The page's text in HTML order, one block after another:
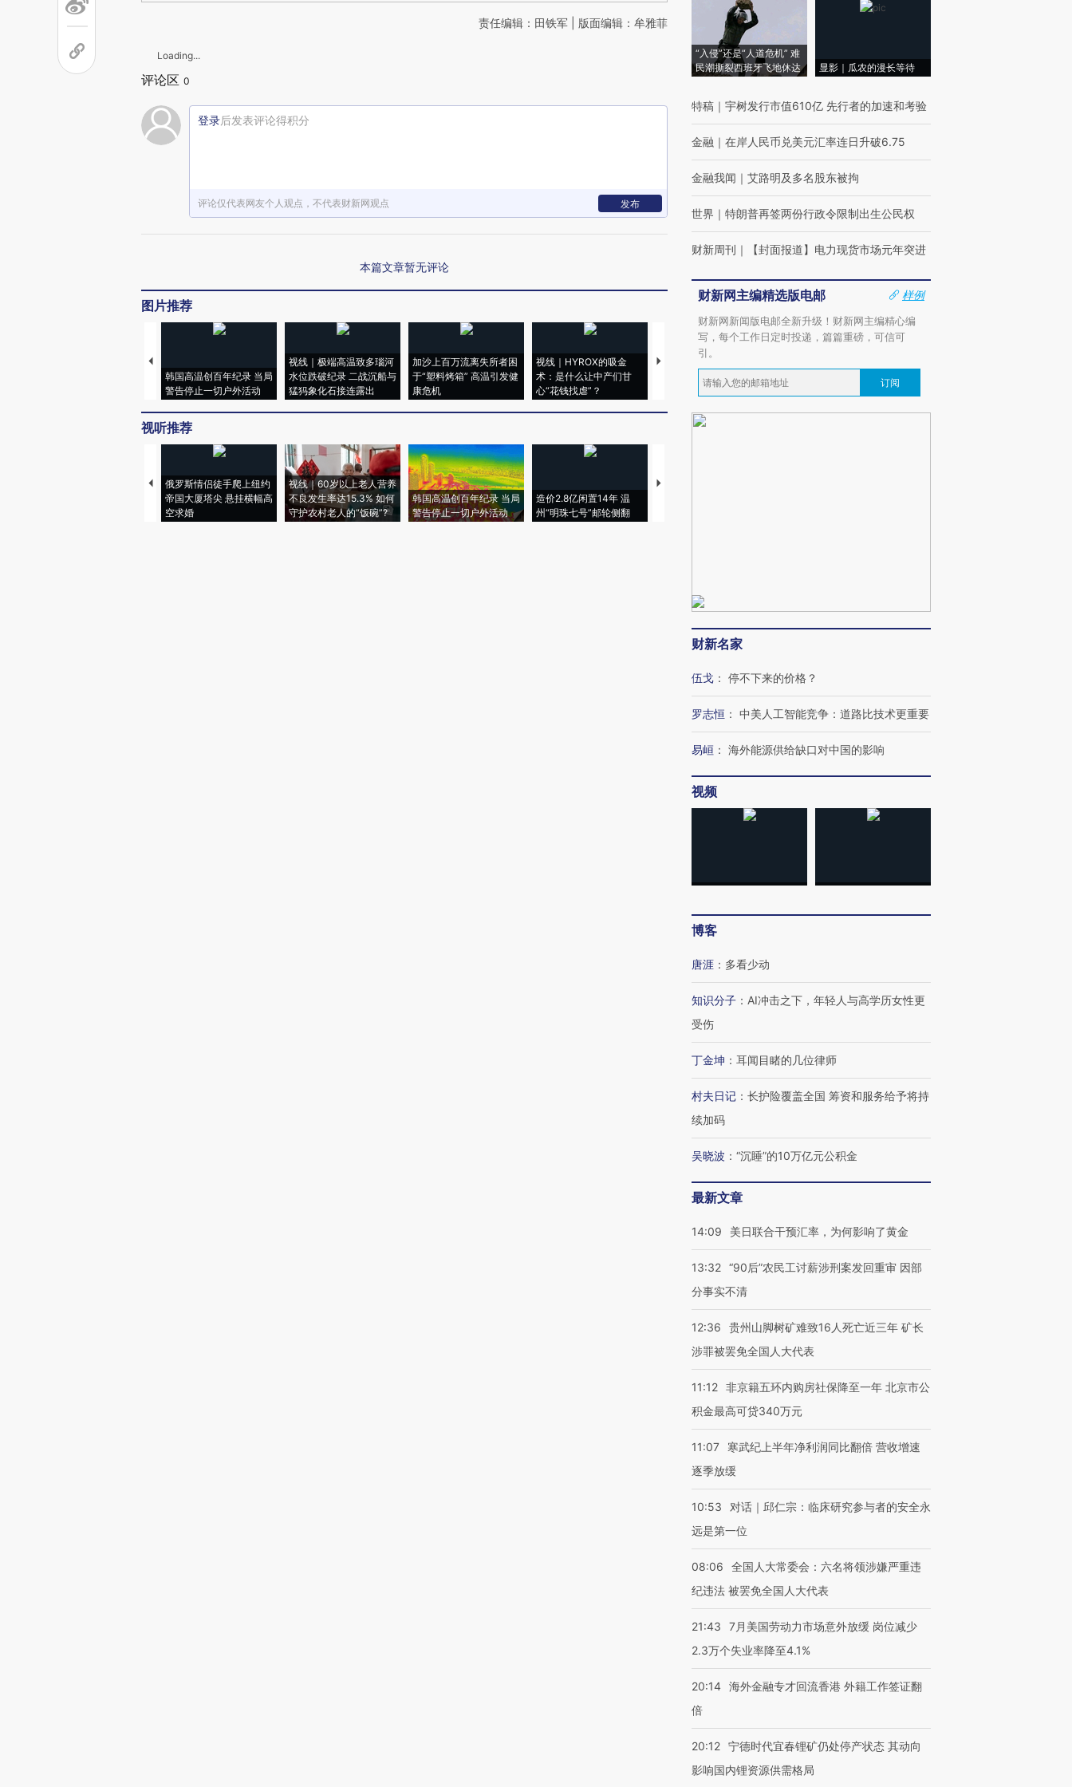
责任编辑：田铁军 | 版面编辑：牟雅菲
Loading...
评论区 0
登录后发表评论得积分
评论仅代表网友个人观点，不代表财新网观点 发布
本篇文章暂无评论
图片推荐
韩国高温创百年纪录 当局
警告停止一切户外活动
视线｜极端高温致多瑙河
水位跌破纪录 二战沉船与
猛犸象化石接连露出
加沙上百万流离失所者困
于“塑料烤箱” 高温引发健
康危机
视线｜HYROX的吸金
术：是什么让中产们甘
心“花钱找虐”？
马航飞行员跨国走私7万
粒摇头丸 尿检体内含3种
度Z世代 用街头抗争将教
育部长拱下台
视听推荐
俄罗斯情侣徒手爬上纽约
帝国大厦塔尖 悬挂横幅高
空求婚
视线｜60岁以上老人营养
不良发生率达15.3% 如何
守护农村老人的“饭碗”?
韩国高温创百年纪录 当局
警告停止一切户外活动
造价2.8亿闲置14年 温
州“明珠七号”邮轮侧翻
特朗普出席葬礼疑似打瞌
“入侵”还是“人道危机” 难
民潮撕裂西班牙飞地休达
显影｜瓜农的漫长等待
特稿 ｜ 宇树发行市值610亿 先行者的加速和考验
金融 ｜ 在岸人民币兑美元汇率连日升破6.75
金融我闻 ｜ 艾路明及多名股东被拘
世界 ｜ 特朗普再签两份行政令限制出生公民权
财新周刊 ｜ 【封面报道】电力现货市场元年突进
财新网主编精选版电邮
样例
财新网新闻版电邮全新升级！财新网主编精心编
写，每个工作日定时投递，篇篇重磅，可信可
引。
订阅
财新名家
伍戈 ： 停不下来的价格？
罗志恒 ： 中美人工智能竞争：道路比技术更重要
易峘 ： 海外能源供给缺口对中国的影响
视频
博客
唐涯 ： 多看少动
知识分子 ： AI冲击之下，年轻人与高学历女性更
受伤
丁金坤 ： 耳闻目睹的几位律师
村夫日记 ： 长护险覆盖全国 筹资和服务给予将持
续加码
吴晓波 ： “沉睡”的10万亿元公积金
最新文章
14:09 美日联合干预汇率，为何影响了黄金
13:32 “90后”农民工讨薪涉刑案发回重审 因部
分事实不清
12:36
贵州山脚树矿难致16人死亡近三年 矿长
涉罪被罢免全国人大代表
11:12 非京籍五环内购房社保降至一年 北京市公
积金最高可贷340万元
11:07
寒武纪上半年净利润同比翻倍 营收增速
逐季放缓
10:53
对话｜邱仁宗：临床研究参与者的安全永
远是第一位
08:06
全国人大常委会：六名将领涉嫌严重违
纪违法 被罢免全国人大代表
21:43
7月美国劳动力市场意外放缓 岗位减少
2.3万个失业率降至4.1%
20:14 海外金融专才回流香港 外籍工作签证翻
倍
20:12 宁德时代宜春锂矿仍处停产状态 其动向
影响国内锂资源供需格局